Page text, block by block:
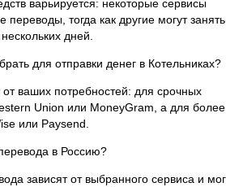
варьируется: некоторые сервисы
тогда как другие могут занять
дней.
для отправки денег в Котельниках?
ваших потребностей: для срочных
Union или MoneyGram, а для более
или Paysend.
в Россию?
зависят от выбранного сервиса и